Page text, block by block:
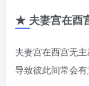
★ 夫妻宫在酉
夫妻宫在酉宫无
导致彼此间常会有